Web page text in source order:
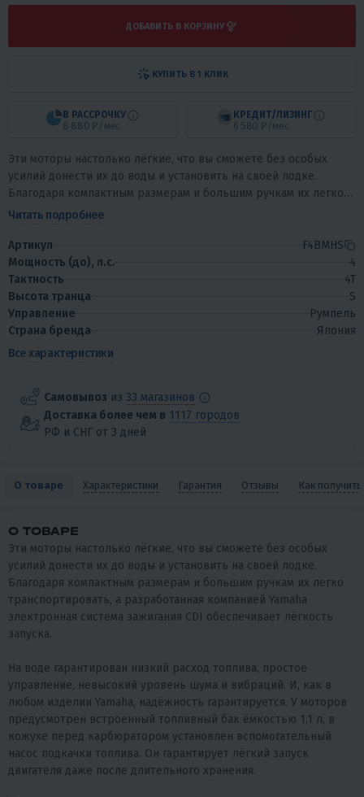
ДОБАВИТЬ В КОРЗИНУ
В РАССРОЧКУ
8 880 ₽/мес
КРЕДИТ/ЛИЗИНГ
6 580 ₽/мес
КУПИТЬ В 1 КЛИК
Эти моторы настолько лёгкие, что вы сможете без особых
усилий донести их до воды и установить на своей лодке.
Благодаря компактным размерам и большим ручкам их легко
транспортировать, а разработанная...
Читать подробнее
Артикул
F4BMHS
Мощность (до), л.с.
4
Тактность
4T
Высота транца
S
Управление
Румпель
Страна бренда
Япония
Все характеристики
Самовывоз из 33 магазинов
Доставка более чем в 1117 городов
РФ и СНГ от 3 дней
О товаре Характеристики Гарантия Отзывы Как получить
О ТОВАРЕ
Эти моторы настолько лёгкие, что вы сможете без особых
усилий донести их до воды и установить на своей лодке.
Благодаря компактным размерам и большим ручкам их легко
транспортировать, а разработанная компанией Yamaha
электронная система зажигания CDI обеспечивает лёгкость
запуска.
На воде гарантирован низкий расход топлива, простое
управление, невысокий уровень шума и вибраций. И, как в
любом изделии Yamaha, надёжность гарантируется. У моторов
предусмотрен встроенный топливный бак ёмкостью 1,1 л, в
кожухе перед карбюратором установлен вспомогательный
насос подкачки топлива. Он гарантирует лёгкий запуск
двигателя даже после длительного хранения.